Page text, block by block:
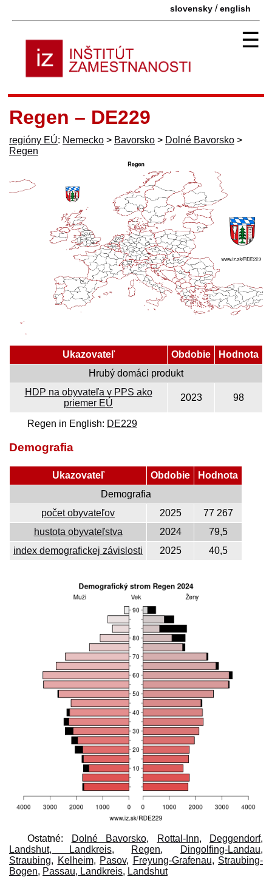
slovensky /english
☰
Regen – DE229
regióny EÚ: Nemecko > Bavorsko > Dolné Bavorsko >
Regen
Ukazovateľ Obdobie
Hodnota
Hrubý domáci produkt
HDP na obyvateľa v PPS ako
priemer EÚ
2023 98
Regen in English: DE229
Demografia
Ukazovateľ Obdobie
Hodnota
Demografia
počet obyvateľov
2025
77 267
hustota obyvateľstva
2024
79,5
index demografickej závislosti
2025 40,5
Ostatné: Dolné Bavorsko, Rottal-Inn, Deggendorf,
Landshut, Landkreis, Regen, Dingolfing-Landau,
Straubing, Kelheim, Pasov, Freyung-Grafenau, Straubing-
Bogen, Passau, Landkreis, Landshut